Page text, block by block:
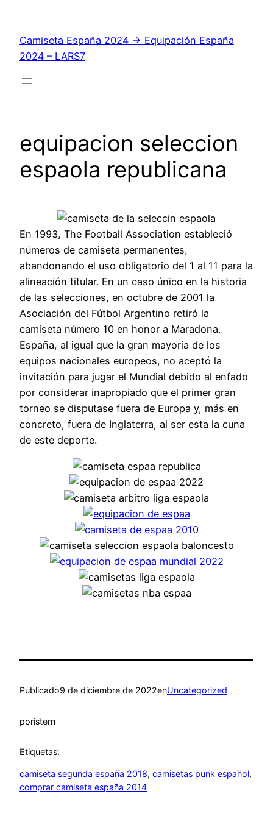
contenido
Camiseta España 2024 → Equipación España
2024 – LARS7
equipacion seleccion
espaola republicana
En 1993, The Football Association estableció
números de camiseta permanentes,
abandonando el uso obligatorio del 1 al 11 para la
alineación titular. En un caso único en la historia
de las selecciones, en octubre de 2001 la
Asociación del Fútbol Argentino retiró la
camiseta número 10 en honor a Maradona.
España, al igual que la gran mayoría de los
equipos nacionales europeos, no aceptó la
invitación para jugar el Mundial debido al enfado
por considerar inapropiado que el primer gran
torneo se disputase fuera de Europa y, más en
concreto, fuera de Inglaterra, al ser esta la cuna
de este deporte.
Publicado9 de diciembre de 2022enUncategorized
poristern
Etiquetas:
camiseta segunda españa 2018, camisetas punk español
comprar camiseta españa 2014